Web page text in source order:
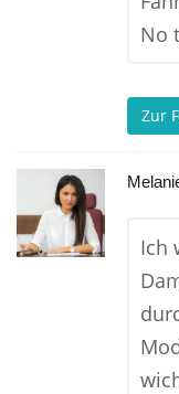
No
Zur
Ich